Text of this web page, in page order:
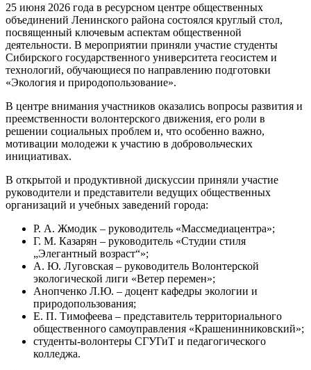
25 июня 2026 года в ресурсном центре общественных
объединений Ленинского района состоялся круглый стол,
посвященный ключевым аспектам общественной
деятельности. В мероприятии приняли участие студенты
Сибирского государственного университета геосистем и
технологий, обучающиеся по направлению подготовки
«Экология и природопользование».
В центре внимания участников оказались вопросы развития и
преемственности волонтерского движения, его роли в
решении социальных проблем и, что особенно важно,
мотивации молодежи к участию в добровольческих
инициативах.
В открытой и продуктивной дискуссии приняли участие
руководители и представители ведущих общественных
организаций и учебных заведений города:
Р. А. Жмодик – руководитель «Массмедиацентра»;
Г. М. Казарян – руководитель «Студии стиля
„Элегантный возраст“»;
А. Ю. Луговская – руководитель Волонтерской
экологической лиги «Ветер перемен»;
Анопченко Л.Ю. – доцент кафедры экологии и
природопользования;
Е. П. Тимофеева – представитель территориального
общественного самоуправления «Крашенинниковский»;
студенты-волонтеры СГУГиТ и педагогического
колледжа.